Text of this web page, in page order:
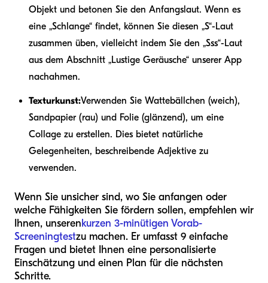
Objekt und betonen Sie den Anfangslaut. Wenn es
eine „Schlange“ findet, können Sie diesen „S“-Laut
zusammen üben, vielleicht indem Sie den „Sss“-Laut
aus dem Abschnitt „Lustige Geräusche“ unserer App
nachahmen.
Texturkunst:Verwenden Sie Wattebällchen (weich),
Sandpapier (rau) und Folie (glänzend), um eine
Collage zu erstellen. Dies bietet natürliche
Gelegenheiten, beschreibende Adjektive zu
verwenden.
Wenn Sie unsicher sind, wo Sie anfangen oder
welche Fähigkeiten Sie fördern sollen, empfehlen wir
Ihnen, unserenkurzen 3-minütigen Vorab-
Screeningtestzu machen. Er umfasst 9 einfache
Fragen und bietet Ihnen eine personalisierte
Einschätzung und einen Plan für die nächsten
Schritte.